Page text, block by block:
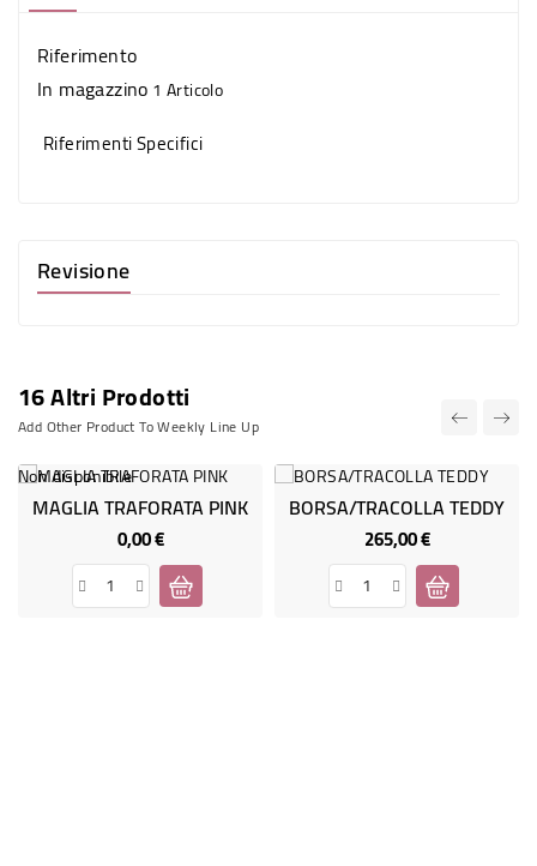
Riferimento
In magazzino1 Articolo
Riferimenti Specifici
Revisione
16 Altri Prodotti
Add Other Product To Weekly Line Up
Non disponibile
MAGLIA TRAFORATA PINK
0,00 €Prezzo
BORSA/TRACOLLA TEDDY
265,00 €Prezzo